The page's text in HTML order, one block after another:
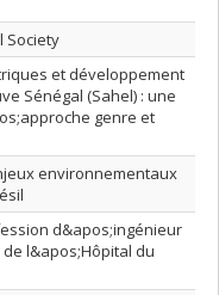
Society
et développement
Sénégal (Sahel) : une
genre et
environnementaux
d&apos;ingénieur
l&apos;Hôpital du